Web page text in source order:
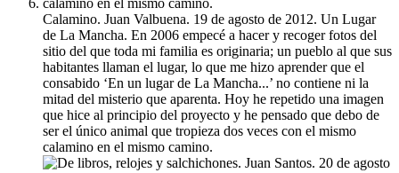
Calamino. Juan Valbuena. 19 de agosto de 2012. Un Lugar
de La Mancha. En 2006 empecé a hacer y recoger fotos del
sitio del que toda mi familia es originaria; un pueblo al que sus
habitantes llaman el lugar, lo que me hizo aprender que el
consabido ‘En un lugar de La Mancha...’ no contiene ni la
mitad del misterio que aparenta. Hoy he repetido una imagen
que hice al principio del proyecto y he pensado que debo de
ser el único animal que tropieza dos veces con el mismo
calamino en el mismo camino.